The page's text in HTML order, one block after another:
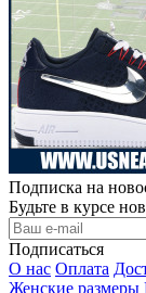
Подписка на
Будьте в курсе
Подписаться
О нас Оплата
Женские размеры